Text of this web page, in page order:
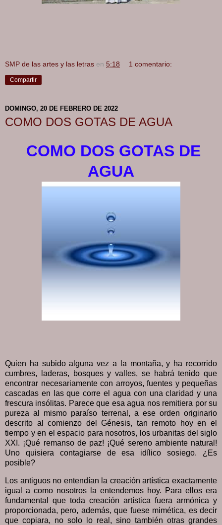
SMP de las artes y las letras en 5:18 1 comentario:
Compartir
DOMINGO, 20 DE FEBRERO DE 2022
COMO DOS GOTAS DE AGUA
COMO DOS GOTAS DE
AGUA
Quien ha subido alguna vez a la montaña, y ha recorrido
cumbres, laderas, bosques y valles, se habrá tenido que
encontrar necesariamente con arroyos, fuentes y pequeñas
cascadas en las que corre el agua con una claridad y una
frescura insólitas. Parece que esa agua nos remitiera por su
pureza al mismo paraíso terrenal, a ese orden originario
descrito al comienzo del Génesis, tan remoto hoy en el
tiempo y en el espacio para nosotros, los urbanitas del siglo
XXI. ¡Qué remanso de paz! ¡Qué sereno ambiente natural!
Uno quisiera contagiarse de esa idílico sosiego. ¿Es
posible?
Los antiguos no entendían la creación artística exactamente
igual a como nosotros la entendemos hoy. Para ellos era
fundamental que toda creación artística fuera armónica y
proporcionada, pero, además, que fuese mimética, es decir
que copiara, no solo lo real, sino también otras grandes